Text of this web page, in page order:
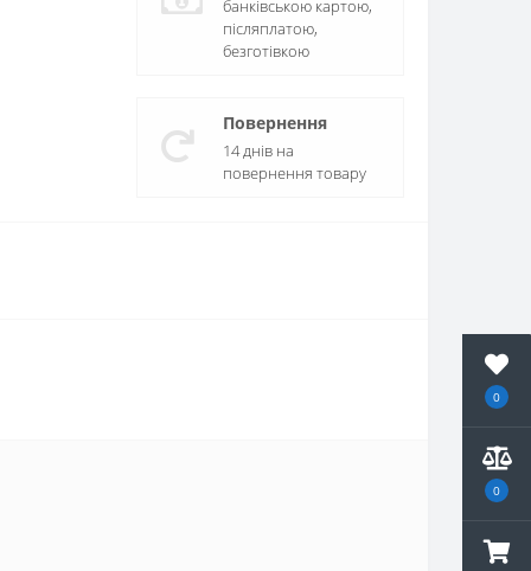
0
0
банківською картою,
післяплатою,
безготівкою
Повернення
14 днів на
повернення товару